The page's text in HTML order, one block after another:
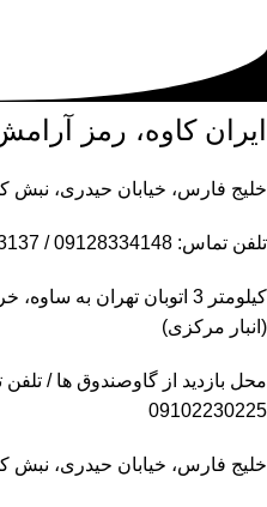
ایران کاوه، رمز
خلیج فارس، خیابان حیدری، نبش
تلفن تماس: 09128334148 / 66263137-021
کیلومتر 3 اتوبان تهران
(انبار مرکزی)
09102230225
خلیج فارس، خیابان حیدری، نبش